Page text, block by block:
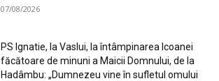
07/08/2026
PS Ignatie, la Vaslui, la întâmpinarea Icoanei
făcătoare de minuni a Maicii Domnului, de la
Hadâmbu: „Dumnezeu vine în sufletul omului